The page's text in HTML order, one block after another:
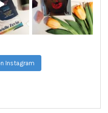
Instagram